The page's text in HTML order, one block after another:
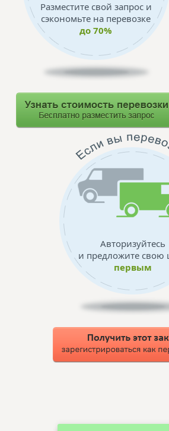
Разместите свой запрос и
сэкономьте на перевозке
до 70%
Авторизуйтесь
и предложите свою
первым